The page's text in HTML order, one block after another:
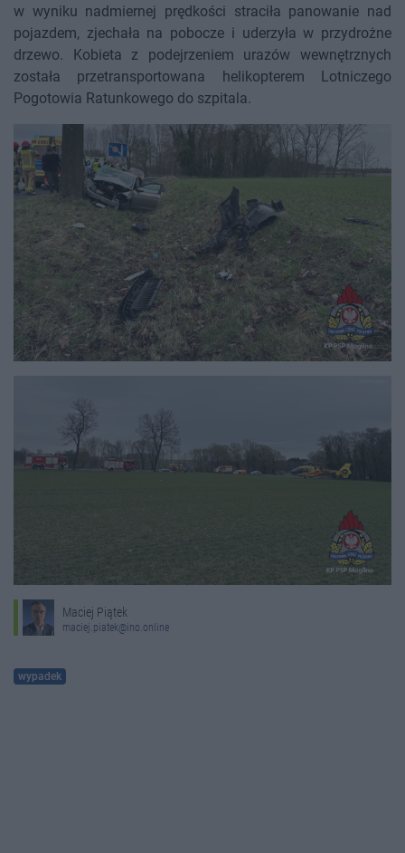
w wyniku nadmiernej prędkości straciła panowanie nad
pojazdem, zjechała na pobocze i uderzyła w przydrożne
drzewo. Kobieta z podejrzeniem urazów wewnętrznych
została przetransportowana helikopterem Lotniczego
Pogotowia Ratunkowego do szpitala.
Maciej Piątek
maciej.piatek@ino.online
wypadek